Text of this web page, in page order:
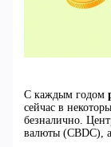
С каждым годом
сейчас в
безналично.
валюты (CBDC), а